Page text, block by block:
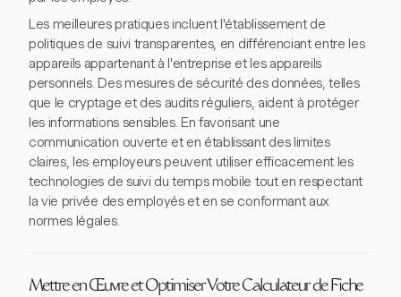
Les meilleures pratiques incluent l'établissement de
politiques de suivi transparentes, en différenciant entre les
appareils appartenant à l'entreprise et les appareils
personnels. Des mesures de sécurité des données, telles
que le cryptage et des audits réguliers, aident à protéger
les informations sensibles. En favorisant une
communication ouverte et en établissant des limites
claires, les employeurs peuvent utiliser efficacement les
technologies de suivi du temps mobile tout en respectant
la vie privée des employés et en se conformant aux
normes légales.
Mettre en Œuvre et Optimiser Votre Calculateur de Fiche